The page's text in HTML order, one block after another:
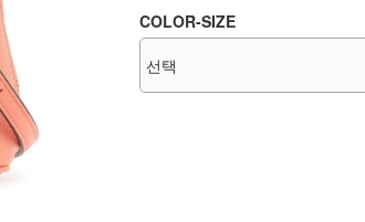
COLOR-SIZE